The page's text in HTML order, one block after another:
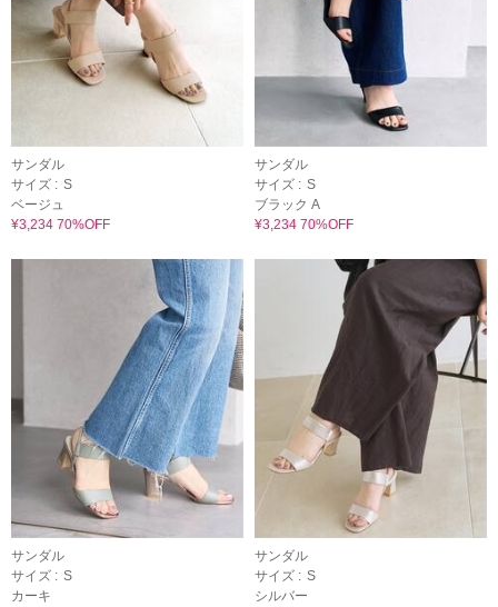
サンダル
サイズ : S
ベージュ
¥3,234 70%OFF
サンダル
サイズ : S
ブラック A
¥3,234 70%OFF
サンダル
サイズ : S
カーキ
サンダル
サイズ : S
シルバー